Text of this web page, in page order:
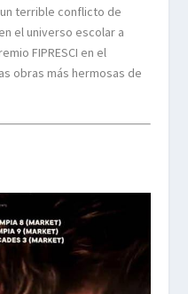
terrible conflicto de
el universo escolar a
FIPRESCI en el
obras más hermosas de